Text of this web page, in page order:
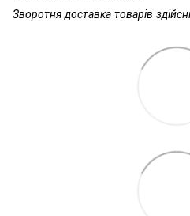
Зворотня доставка товарів